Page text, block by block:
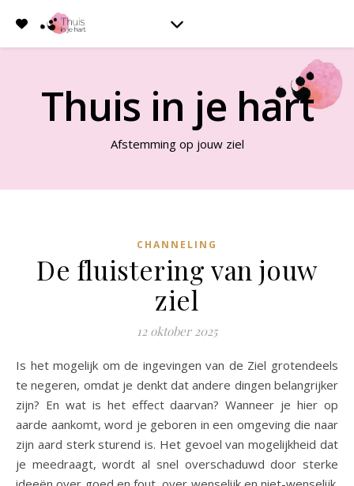
Thuis in je hart
Afstemming op jouw ziel
CHANNELING
De fluistering van jouw
ziel
12 oktober 2025
Is het mogelijk om de ingevingen van de Ziel grotendeels
te negeren, omdat je denkt dat andere dingen belangrijker
zijn? En wat is het effect daarvan? Wanneer je hier op
aarde aankomt, word je geboren in een omgeving die naar
zijn aard sterk sturend is. Het gevoel van mogelijkheid dat
je meedraagt, wordt al snel overschaduwd door sterke